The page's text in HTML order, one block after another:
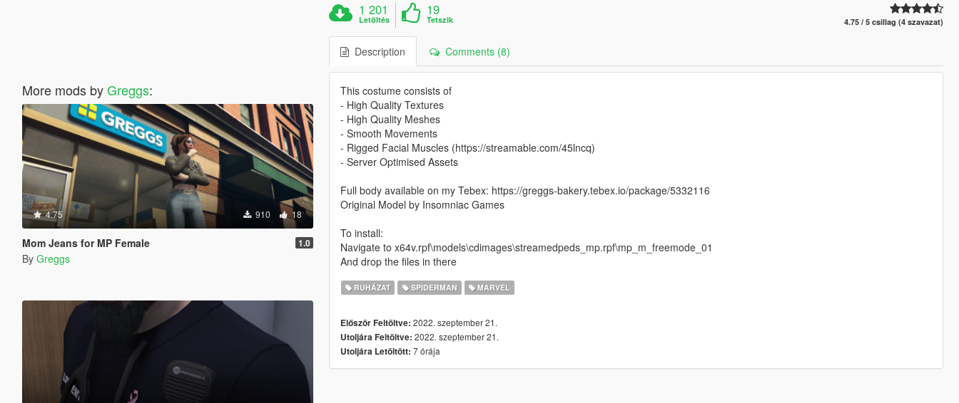
More mods byGreggs:
4.75 910 18
Mom Jeans for MP Female 1.0
By Greggs
1 201
Letöltés
19
Tetszik 4.75 / 5 csillag (4 szavazat)
Description Comments (8)
This costume consists of
- High Quality Textures
- High Quality Meshes
- Smooth Movements
- Rigged Facial Muscles (https://streamable.com/45lncq)
- Server Optimised Assets
Full body available on my Tebex: https://greggs-bakery.tebex.io/package/5332116
Original Model by Insomniac Games
To install:
Navigate to x64v.rpf\models\cdimages\streamedpeds_mp.rpf\mp_m_freemode_01
And drop the files in there
RUHÁZAT SPIDERMAN MARVEL
Először Feltöltve: 2022. szeptember 21.
Utoljára Feltöltve: 2022. szeptember 21.
Utoljára Letöltött: 7 órája